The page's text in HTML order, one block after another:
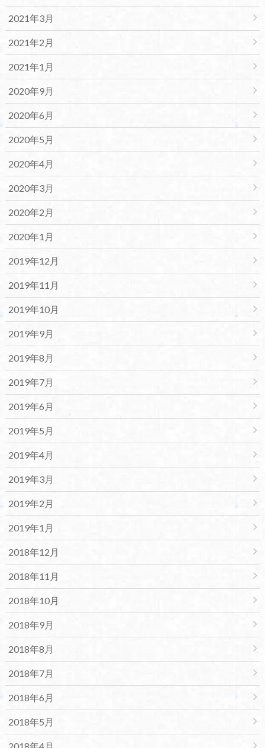
2021年3月
2021年2月
2021年1月
2020年9月
2020年6月
2020年5月
2020年4月
2020年3月
2020年2月
2020年1月
2019年12月
2019年11月
2019年10月
2019年9月
2019年8月
2019年7月
2019年6月
2019年5月
2019年4月
2019年3月
2019年2月
2019年1月
2018年12月
2018年11月
2018年10月
2018年9月
2018年8月
2018年7月
2018年6月
2018年5月
2018年4月